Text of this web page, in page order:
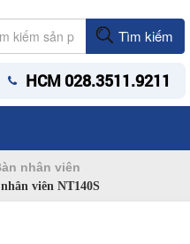
Tìm kiếm
HCM 028.3511.9211
nhân viên
viên NT140S